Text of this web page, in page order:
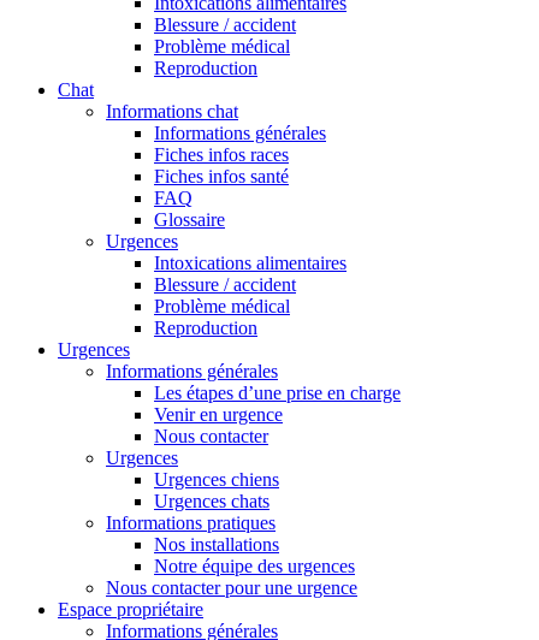
Blessure / accident
Problème médical
Reproduction
Chat
Informations chat
Informations générales
Fiches infos races
Fiches infos santé
FAQ
Glossaire
Urgences
Intoxications alimentaires
Blessure / accident
Problème médical
Reproduction
Urgences
Informations générales
Les étapes d’une prise en charge
Venir en urgence
Nous contacter
Urgences
Urgences chiens
Urgences chats
Informations pratiques
Nos installations
Notre équipe des urgences
Nous contacter pour une urgence
Espace propriétaire
Informations générales